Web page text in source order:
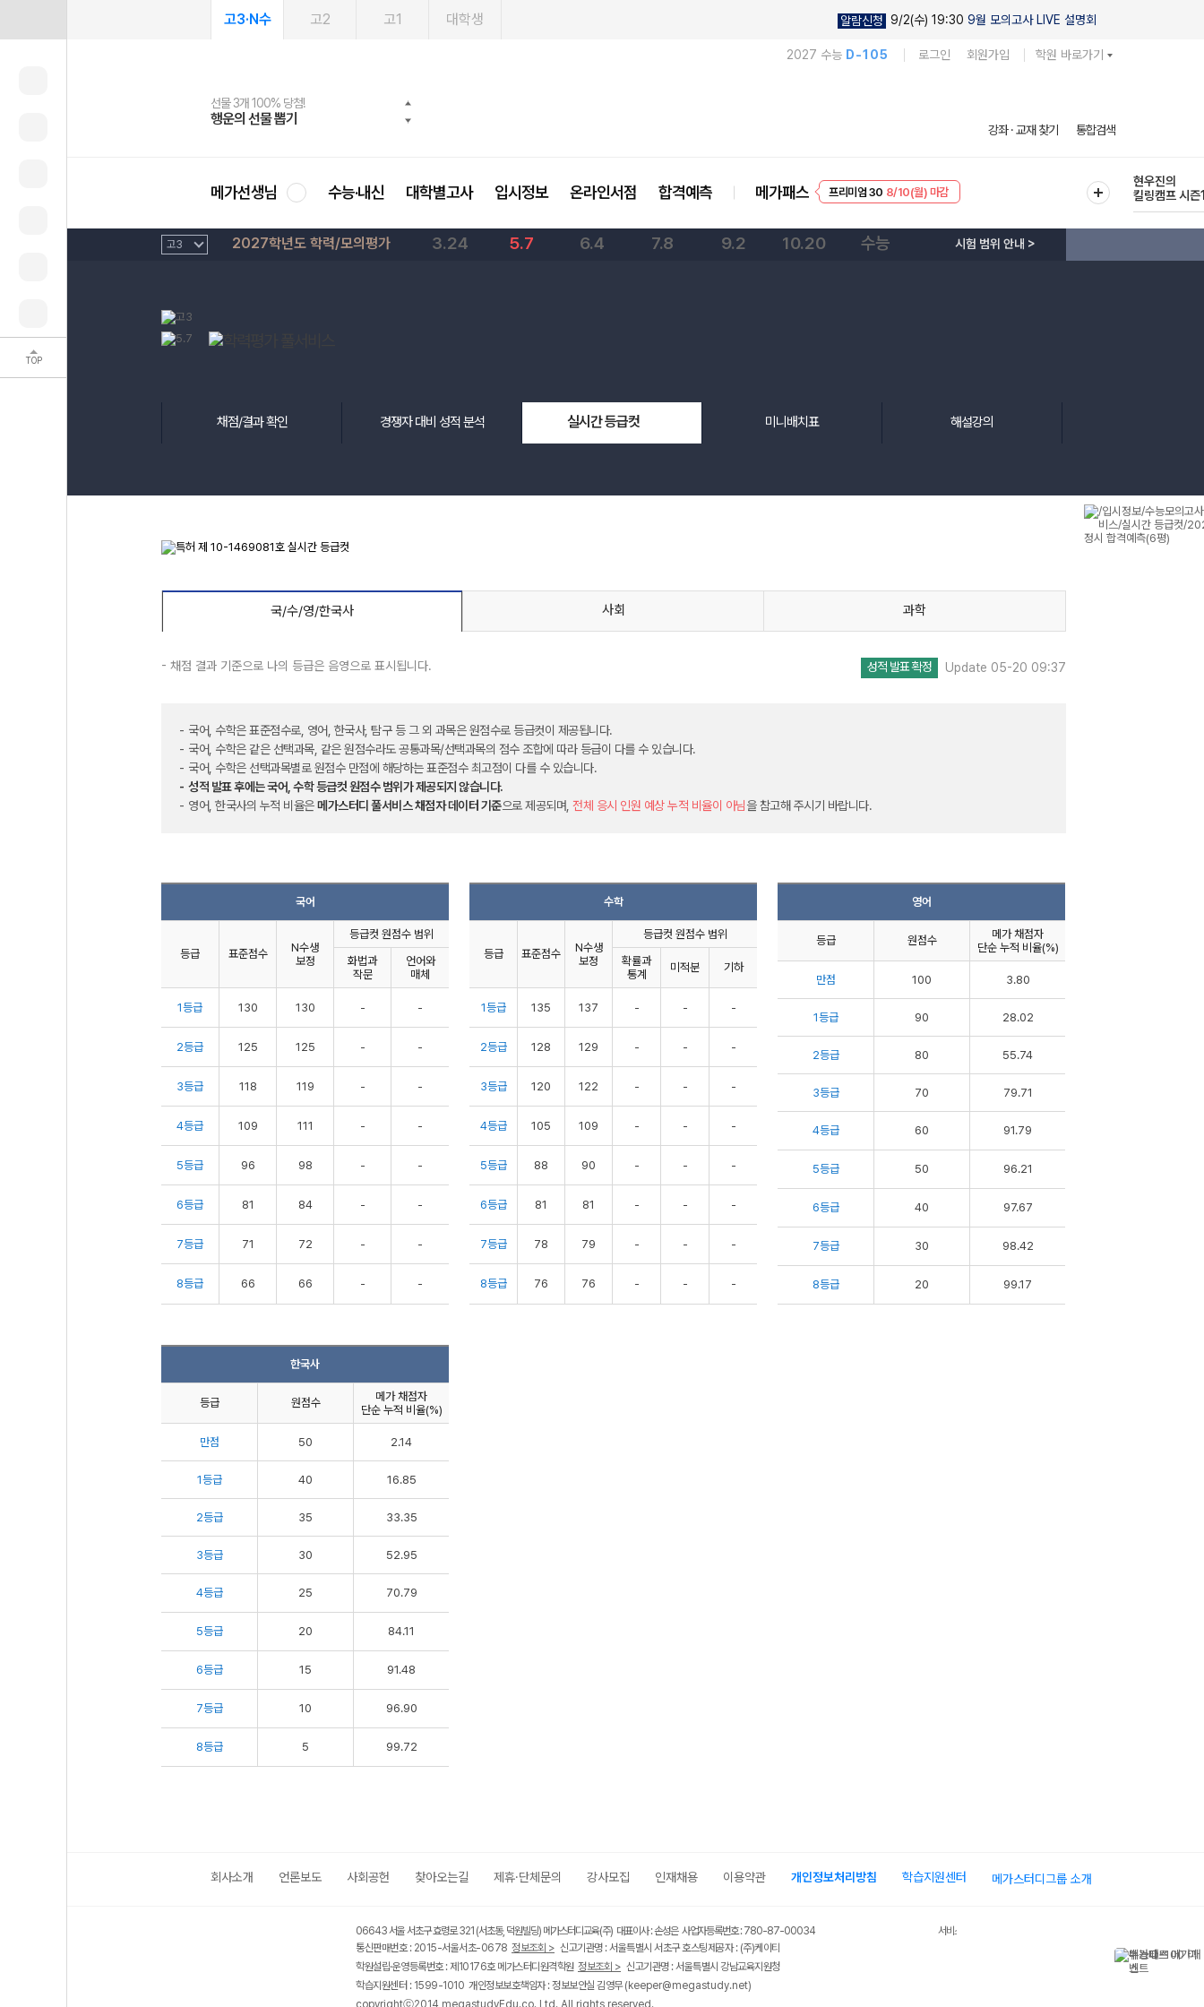
TOP
고3·N수 고2 고1 대학생 알람신청 9/2(수) 19:30 9월 모의고사 LIVE 설명회
2027 수능 D-105 로그인 회원가입 학원 바로가기
선물 3개 100% 당첨!
행운의 선물 뽑기
선물 100% 증정!
메가스터디 X 올리브
여름방학 스터디 캐시백
메가런 썸머스쿨
2027 러셀 단과
강사 공개선발
스마트러닝앱
설문 EVENT
메가패스
3일 무료 체험권
메가패스 수강생 무료혜택!
메가클럽 멤버십
사회공헌 캠페인
희망이룸 메가나눔
강좌 · 교재 찾기 통합검색
메가선생님 수능·내신 대학별고사 입시정보 온라인서점 합격예측 메가패스
프리미엄 30 8/10(월) 마감
현우진의
킬링캠프 시즌
2027학년도 학력/모의평가 3.24 5.7 6.4 7.8 9.2 10.20 수능 시험 범위 안내 >
채점/결과 확인 경쟁자 대비 성적 분석 실시간 등급컷 미니배치표 해설강의
국/수/영/한국사 사회 과학
- 채점 결과 기준으로 나의 등급은 음영으로 표시됩니다. 성적 발표 확정 Update 05-20 09:37
국어, 수학은 표준점수로, 영어, 한국사, 탐구 등 그 외 과목은 원점수로 등급컷이 제공됩니다.
국어, 수학은 같은 선택과목, 같은 원점수라도 공통과목/선택과목의 점수 조합에 따라 등급이 다를 수 있습니다.
국어, 수학은 선택과목별로 원점수 만점에 해당하는 표준점수 최고점이 다를 수 있습니다.
성적 발표 후에는 국어, 수학 등급컷 원점수 범위가 제공되지 않습니다.
영어, 한국사의 누적 비율은메가스터디 풀서비스 채점자 데이터 기준으로 제공되며, 전체 응시 인원 예상 누적 비율이 아님을 참고해 주시기 바랍니다.
국어
등급 표준점수
N수생
보정
등급컷 원점수 범위
화법과
작문
언어와
매체
1등급 130 130 - -
2등급 125 125 - -
3등급 118 119 - -
4등급 109 111 - -
5등급 96 98 - -
6등급 81 84 - -
7등급 71 72 - -
8등급 66 66 - -
수학
등급 표준점수
N수생
보정
등급컷 원점수 범위
확률과
통계
미적분 기하
1등급 135 137 - - -
2등급 128 129 - - -
3등급 120 122 - - -
4등급 105 109 - - -
5등급 88 90 - - -
6등급 81 81 - - -
7등급 78 79 - - -
8등급 76 76 - - -
영어
등급 원점수
메가 채점자
단순 누적 비율(%)
만점 100 3.80
1등급 90 28.02
2등급 80 55.74
3등급 70 79.71
4등급 60 91.79
5등급 50 96.21
6등급 40 97.67
7등급 30 98.42
8등급 20 99.17
한국사
등급 원점수
메가 채점자
단순 누적 비율(%)
만점 50 2.14
1등급 40 16.85
2등급 35 33.35
3등급 30 52.95
4등급 25 70.79
5등급 20 84.11
6등급 15 91.48
7등급 10 96.90
8등급 5 99.72
회사소개 언론보도 사회공헌 찾아오는길 제휴·단체문의 강사모집 인재채용 이용약관 개인정보처리방침 학습지원센터 메가스터디그룹 소개
06643 서울 서초구 효령로 321 (서초동, 덕원빌딩) 메가스터디교육(주) 대표이사 : 손성은 사업자등록번호 : 780-87-00034
통신판매번호 : 2015-서울서초-0678 정보조회 > 신고기관명 : 서울특별시 서초구 호스팅제공자 : (주)케이티
학원설립·운영등록번호 : 제10176호 메가스터디원격학원 정보조회 > 신고기관명 : 서울특별시 강남교육지원청
학습지원센터 : 1599-1010 개인정보보호책임자 : 정보보안실 김영무(keeper@megastudy.net)
copyrightⓒ2014 megastudyEdu.co.,Ltd. All rights reserved.
서비스 가입사실 확인